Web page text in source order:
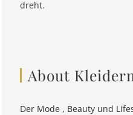
dreht.
About
Der Mode , Beauty und